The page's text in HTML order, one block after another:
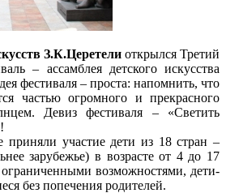
З.К.Церетели открылся Третий
– ассамблея детского искусства
фестиваля – проста: напомнить, что
частью огромного и прекрасного
Девиз фестиваля – «Светить
приняли участие дети из 18 стран –
зарубежье) в возрасте от 4 до 17
возможностями, дети-
без попечения родителей.